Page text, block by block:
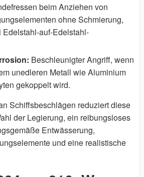
beim Anziehen von
ohne Schmierung,
auf-Edelstahl-
Beschleunigter Angriff, wenn
unedleren Metall wie Aluminium
gekoppelt wird.
Schiffsbeschlägen reduziert diese
der Legierung, ein reibungsloses
Entwässerung,
und eine realistische